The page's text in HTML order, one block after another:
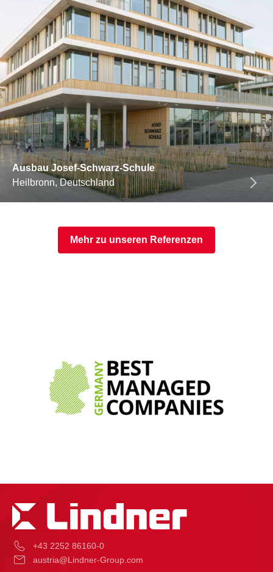
Ausbau Josef-Schwarz-Schule
Heilbronn, Deutschland
Mehr zu unseren Referenzen
+43 2252 86160-0
austria@Lindner-Group.com